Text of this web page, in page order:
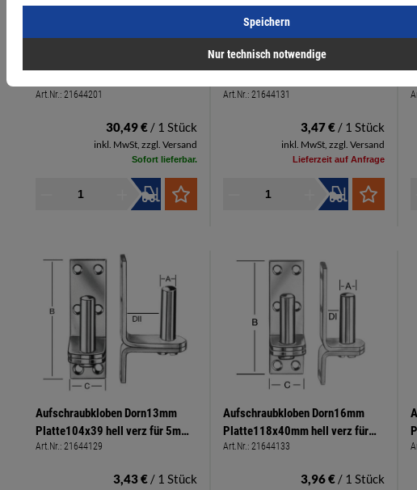
Art.Nr.: 21644201
30,49 € / 1 Stück
inkl. MwSt, zzgl. Versand
Sofort lieferbar.
Aufschraubkloben Dorn16mm
5mm Spanplattenschrauben
Art.Nr.: 21644131
3,47 € / 1 Stück
inkl. MwSt, zzgl. Versand
Lieferzeit auf Anfrage
Aufschraubkloben Dorn13mm
Platte104x39 hell verz für 5mm
Spanplattenschr. Klobenabstand
Art.Nr.: 21644129
3,43 € / 1 Stück
Aufschraubkloben Dorn16mm
Platte118x40mm hell verz für
5mm Spanplattenschrauben
Art.Nr.: 21644133
3,96 € / 1 Stück
Speichern
Nur technisch notwendige